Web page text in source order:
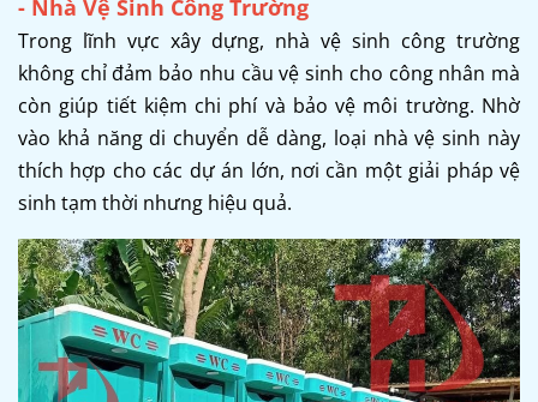
- Nhà Vệ Sinh Công Trường
Trong lĩnh vực xây dựng, nhà vệ sinh công trường
không chỉ đảm bảo nhu cầu vệ sinh cho công nhân mà
còn giúp tiết kiệm chi phí và bảo vệ môi trường. Nhờ
vào khả năng di chuyển dễ dàng, loại nhà vệ sinh này
thích hợp cho các dự án lớn, nơi cần một giải pháp vệ
sinh tạm thời nhưng hiệu quả.